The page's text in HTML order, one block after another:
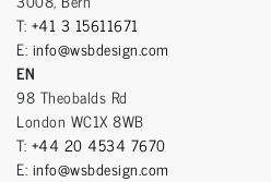
T: +41 3 15611671
E: info@wsbdesign.com
EN
98 Theobalds Rd
London WC1X 8WB
T: +44 20 4534 7670
E: info@wsbdesign.com